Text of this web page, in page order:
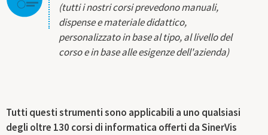
(tutti i nostri corsi prevedono manuali,
dispense e materiale didattico,
personalizzato in base al tipo, al livello del
corso e in base alle esigenze dell'azienda)
Tutti questi strumenti sono applicabili a uno qualsiasi
degli oltre 130 corsi di informatica offerti da SinerVis